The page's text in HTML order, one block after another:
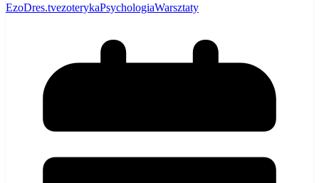
EzoDres.tvezoterykaPsychologiaWarsztaty